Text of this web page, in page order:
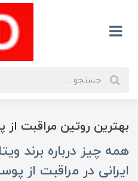
بهترین روتین مراقبت
همه چیز درباره برند
ایرانی در مراقبت از